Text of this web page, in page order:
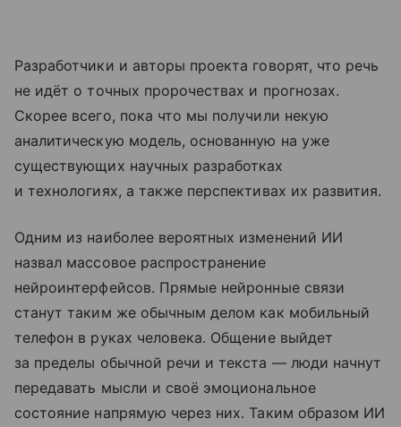
Разработчики и авторы проекта говорят, что речь
не идёт о точных пророчествах и прогнозах.
Скорее всего, пока что мы получили некую
аналитическую модель, основанную на уже
существующих научных разработках
и технологиях, а также перспективах их развития.
Одним из наиболее вероятных изменений ИИ
назвал массовое распространение
нейроинтерфейсов. Прямые нейронные связи
станут таким же обычным делом как мобильный
телефон в руках человека. Общение выйдет
за пределы обычной речи и текста — люди начнут
передавать мысли и своё эмоциональное
состояние напрямую через них. Таким образом ИИ